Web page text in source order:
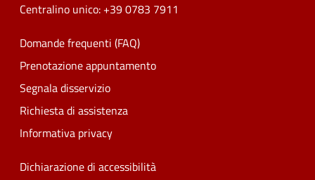
Centralino unico: +39 0783 7911
Domande frequenti (FAQ)
Prenotazione appuntamento
Segnala disservizio
Richiesta di assistenza
Informativa privacy
Dichiarazione di accessibilità